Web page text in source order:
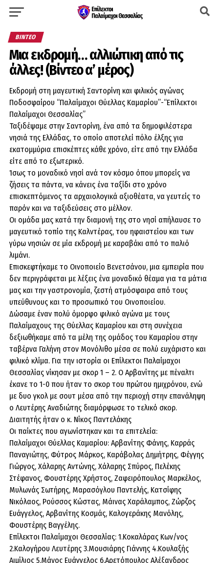
ΒΊΝΤΕΟ
Μια εκδρομή… αλλιώτικη από τις
άλλες! (Βίντεο α’ μέρος)
Εκδρομή στη μαγευτική Σαντορίνη και φιλικός αγώνας
Ποδοσφαίρου “Παλαίμαχοι Θύελλας Καμαρίου”-“Επίλεκτοι
Παλαίμαχοι Θεσσαλίας”
Ταξιδέψαμε στην Σαντορίνη, ένα από τα δημοφιλέστερα
νησιά της Ελλάδας, το οποίο αποτελεί πόλο έλξης για
εκατομμύρια επισκέπτες κάθε χρόνο, είτε από την Ελλάδα
είτε από το εξωτερικό.
Ίσως το μοναδικό νησί ανά τον κόσμο όπου μπορείς να
ζήσεις τα πάντα, να κάνεις ένα ταξίδι στο χρόνο
επισκεπτόμενος τα αρχαιολογικά αξιοθέατα, να γευτείς το
παρόν και να ταξιδεύσεις στο μέλλον.
Οι ομάδα μας κατά την διαμονή της στο νησί απήλαυσε το
μαγευτικό τοπίο της Καλντέρας, του ηφαιστείου και των
γύρω νησιών σε μία εκδρομή με καραβάκι από το παλιό
λιμάνι.
Επισκεφτήκαμε το Οινοποιείο Βενετσάνου, μια εμπειρία που
δεν περιγράφεται με λέξεις ένα μοναδικό θέαμα για τα μάτια
μας και την γαστρονομία, ζεστή ατμόσφαιρα από τους
υπεύθυνους και το προσωπικό του Οινοποιείου.
Δώσαμε έναν πολύ όμορφο φιλικό αγώνα με τους
Παλαίμαχους της Θύελλας Καμαρίου και στη συνέχεια
δεξιωθήκαμε από τα μέλη της ομάδος του Καμαρίου στην
ταβέρνα Γαλήνη στον Μονόλιθο μέσα σε πολύ ευχάριστο και
φιλικό κλίμα. Για την ιστορία οι Επίλεκτοι Παλαίμαχοι
Θεσσαλίας νίκησαν με σκορ 1 – 2. Ο Αρβανίτης με πέναλτι
έκανε το 1-0 που ήταν το σκορ του πρώτου ημιχρόνου, ενώ
με δυο γκολ με σουτ μέσα από την περιοχή στην επανάληψη
ο Λευτέρης Αναδιώτης διαμόρφωσε το τελικό σκορ.
Διαιτητής ήταν ο κ. Νίκος Παντελάκης
Οι παίκτες που αγωνίστηκαν και τα επιτελεία:
Παλαίμαχοι Θύελλας Καμαρίου: Αρβανίτης Φάνης, Καρράς
Παναγιώτης, Φύτρος Μάρκος, Καράβολας Δημήτρης, Φέγγης
Γιώργος, Χάλαρης Αντώνης, Χάλαρης Σπύρος, Πελέκης
Στέφανος, Φουστέρης Χρήστος, Ζαφειρόπουλος Μαρκέλος,
Μυλωνάς Σωτήρης, Μαρασόγλου Παντελής, Κατσίφης
Νικόλαος, Ρούσσος Κώστας, Μάινας Χαράλαμπος, Ζώρζος
Ευάγγελος, Αρβανίτης Κοσμάς, Καλογεράκης Μανόλης,
Φουστέρης Βαγγέλης.
Επίλεκτοι Παλαίμαχοι Θεσσαλίας: 1.Κοκαλάρας Κων/νος
2.Καλογήρου Λευτέρης 3.Μουσιάρης Γιάννης 4.Κουλαξής
Αιμίλιος 5.Μάνος Ευάγγελος 6.Αρετόπουλος Αλέξανδρος